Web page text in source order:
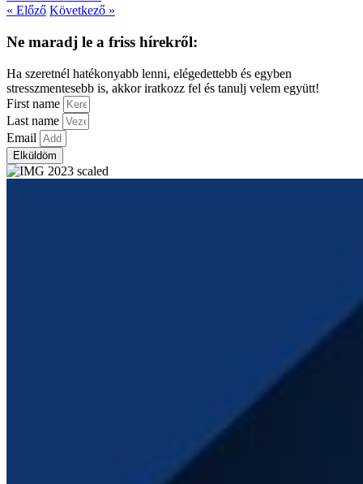
« Előző Következő »
Ne maradj le a friss hírekről:
Ha szeretnél hatékonyabb lenni, elégedettebb és egyben
stresszmentesebb is, akkor iratkozz fel és tanulj velem együtt!
First name
Last name
Email
Elküldöm